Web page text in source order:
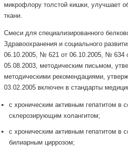
микрофлору толстой кишки, улучшает
ткани.
Смеси для специализированного
Здравоохранения и социального
06.10.2005, № 621 от 06.10.2005, № 634
05.08.2003, методическим письмом,
методическими рекомендациями,
03.02.2005 включен в стандарты
с хроническим активным гепатитом в
склерозирующим холангитом;
с хроническим активным гепатитом в
билиарным циррозом;